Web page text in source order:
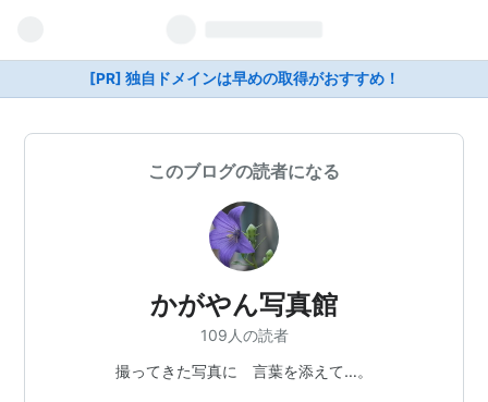
[PR] 独自ドメインは早めの取得がおすすめ！
このブログの読者になる
かがやん写真館
109人の読者
撮ってきた写真に 言葉を添えて…。